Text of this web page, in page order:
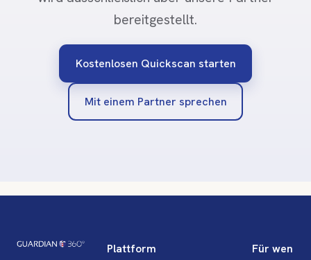
bereitgestellt.
Kostenlosen Quickscan starten
Mit einem Partner sprechen
Plattform Für wen